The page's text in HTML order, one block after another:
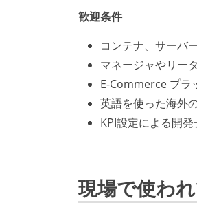
歓迎条件
コンテナ、サーバ
マネージャやリー
E-Commerce プラ
英語を使った海外
KPI設定による開
現場で使わ